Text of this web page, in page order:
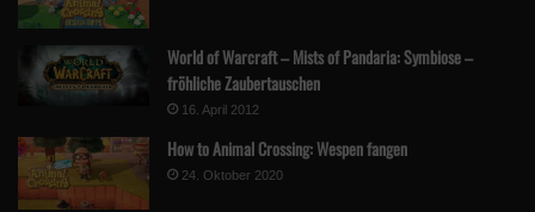
World of Warcraft – Mists of Pandaria: Symbiose –
fröhliche Zaubertauschen
16. April 2012
How to Animal Crossing: Wespen fangen
24. Oktober 2020